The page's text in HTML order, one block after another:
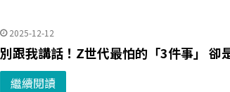
2025-12-12
別跟我講話！Z世代最怕的「3件事」 卻
繼續閱讀